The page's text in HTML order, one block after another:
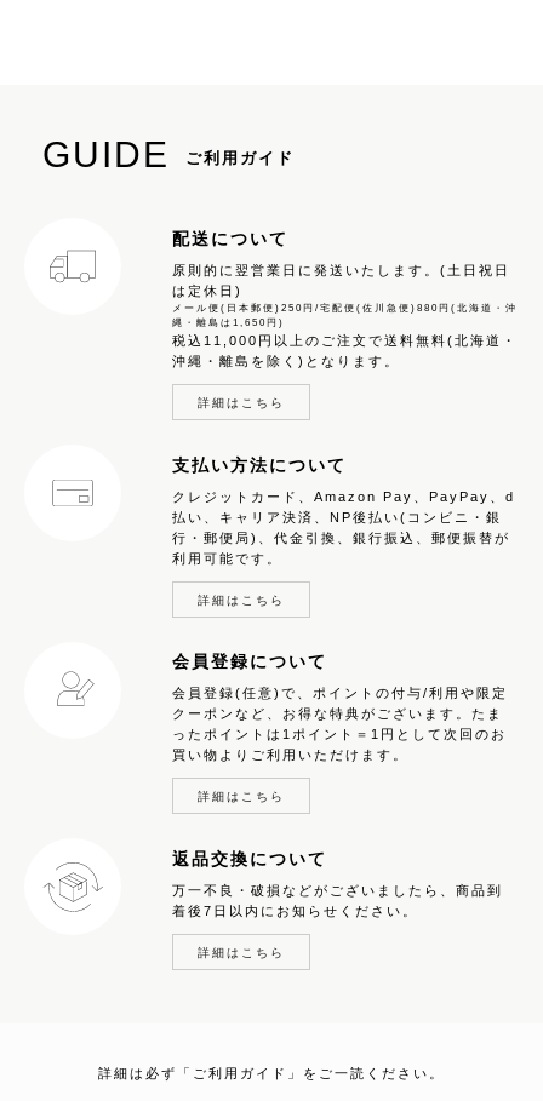
GUIDE ご利用ガイド
配送について
原則的に翌営業日に発送いたします。(土日祝日
は定休日)
メール便(日本郵便)250円/宅配便(佐川急便)880円(北海道・沖
縄・離島は1,650円)
税込11,000円以上のご注文で送料無料(北海道・
沖縄・離島を除く)となります。
詳細はこちら
支払い方法について
クレジットカード、Amazon Pay、PayPay、d
払い、キャリア決済、NP後払い(コンビニ・銀
行・郵便局)、代金引換、銀行振込、郵便振替が
利用可能です。
詳細はこちら
会員登録について
会員登録(任意)で、ポイントの付与/利用や限定
クーポンなど、お得な特典がございます。たま
ったポイントは1ポイント＝1円として次回のお
買い物よりご利用いただけます。
詳細はこちら
返品交換について
万一不良・破損などがございましたら、商品到
着後7日以内にお知らせください。
詳細はこちら
詳細は必ず「ご利用ガイド」をご一読ください。